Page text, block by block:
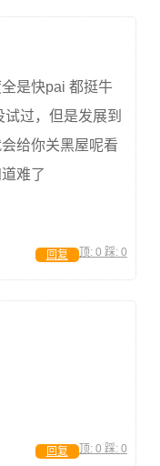
是快pai 都挺牛
过，但是发展到
给你关黑屋呢看
难了
顶: 0 踩: 0
回复
顶: 0 踩: 0
回复